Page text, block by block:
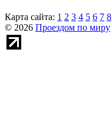
Карта сайта: 1 2 3 4 5 6 7 8
© 2026 Проездом по миру